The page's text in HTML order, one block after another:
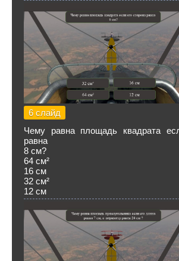
6 слайд
Чему равна площадь квадрата
равна
8 см?
64 см²
16 см
32 см²
12 см